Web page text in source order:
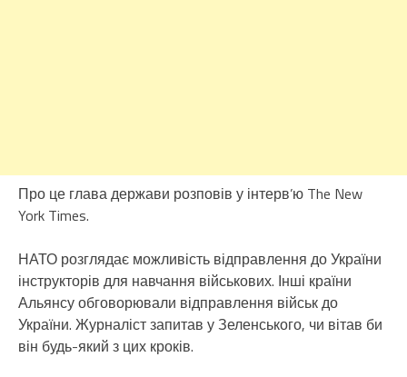
Про це глава держави розповів у інтерв’ю The New
York Times.
НАТО розглядає можливість відправлення до України
інструкторів для навчання військових. Інші країни
Альянсу обговорювали відправлення військ до
України. Журналіст запитав у Зеленського, чи вітав би
він будь-який з цих кроків.